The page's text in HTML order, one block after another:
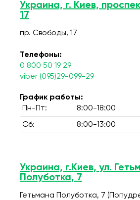
Украина, г. Киев,
17
пр. Свободы, 17
Телефоны:
0 800 50 19 29
viber (095)29-099-29
График работы:
Пн-Пт:
8:00-18:00
Сб: 8:00-13:00
Украина, г.Киев, ул.
Полуботка, 7
Гетьмана Полуботка, 7